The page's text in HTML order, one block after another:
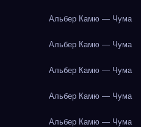
Альбер Камю — Чума
Альбер Камю — Чума
Альбер Камю — Чума
Альбер Камю — Чума
Альбер Камю — Чума